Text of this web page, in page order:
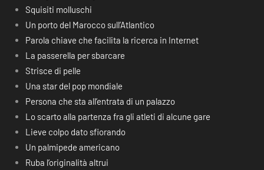
Squisiti molluschi
Un porto del Marocco sull’Atlantico
Parola chiave che facilita la ricerca in Internet
La passerella per sbarcare
Strisce di pelle
Una star del pop mondiale
Persona che sta all’entrata di un palazzo
Lo scarto alla partenza fra gli atleti di alcune gare
Lieve colpo dato sfiorando
Un palmipede americano
Ruba l’originalità altrui